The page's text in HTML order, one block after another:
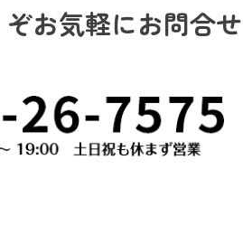
お気軽にお問合